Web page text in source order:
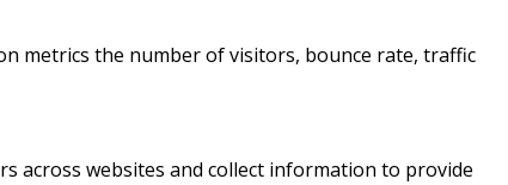
metrics the number of visitors, bounce rate, traffic
across websites and collect information to provide